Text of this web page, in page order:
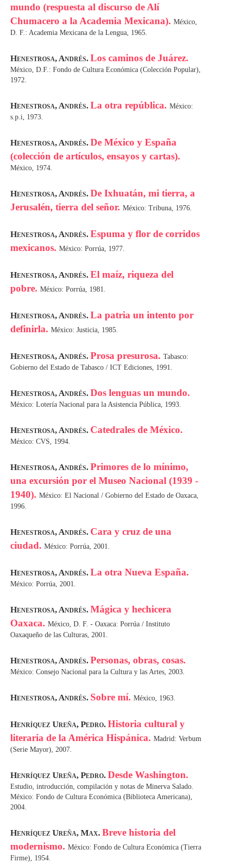
mundo (respuesta al discurso de Alí
Chumacero a la Academia Mexicana). México,
D. F.: Academia Mexicana de la Lengua, 1965.
Henestrosa, Andrés. Los caminos de Juárez.
México, D.F.: Fondo de Cultura Económica (Colección Popular),
1972.
Henestrosa, Andrés. La otra república. México:
s.p.i, 1973.
Henestrosa, Andrés. De México y España
(colección de artículos, ensayos y cartas).
México, 1974.
Henestrosa, Andrés. De Ixhuatán, mi tierra, a
Jerusalén, tierra del señor. México: Tribuna, 1976.
Henestrosa, Andrés. Espuma y flor de corridos
mexicanos. México: Porrúa, 1977.
Henestrosa, Andrés. El maíz, riqueza del
pobre. México: Porrúa, 1981.
Henestrosa, Andrés. La patria un intento por
definirla. México: Justicia, 1985.
Henestrosa, Andrés. Prosa presurosa. Tabasco:
Gobierno del Estado de Tabasco / ICT Ediciones, 1991.
Henestrosa, Andrés. Dos lenguas un mundo.
México: Lotería Nacional para la Asistencia Pública, 1993.
Henestrosa, Andrés. Catedrales de México.
México: CVS, 1994.
Henestrosa, Andrés. Primores de lo mínimo,
una excursión por el Museo Nacional (1939 -
1940). México: El Nacional / Gobierno del Estado de Oaxaca,
1996.
Henestrosa, Andrés. Cara y cruz de una
ciudad. México: Porrúa, 2001.
Henestrosa, Andrés. La otra Nueva España.
México: Porrúa, 2001.
Henestrosa, Andrés. Mágica y hechicera
Oaxaca. México, D. F. - Oaxaca: Porrúa / Instituto
Oaxaqueño de las Culturas, 2001.
Henestrosa, Andrés. Personas, obras, cosas.
México: Consejo Nacional para la Cultura y las Artes, 2003.
Henestrosa, Andrés. Sobre mí. México, 1963.
Henríquez Ureña, Pedro. Historia cultural y
literaria de la América Hispánica. Madrid: Verbum
(Serie Mayor), 2007.
Henríquez Ureña, Pedro. Desde Washington.
Estudio, introducción, compilación y notas de Minerva Salado.
México: Fondo de Cultura Económica (Biblioteca Americana),
2004.
Henríquez Ureña, Max. Breve historia del
modernismo. México: Fondo de Cultura Económica (Tierra
Firme), 1954.